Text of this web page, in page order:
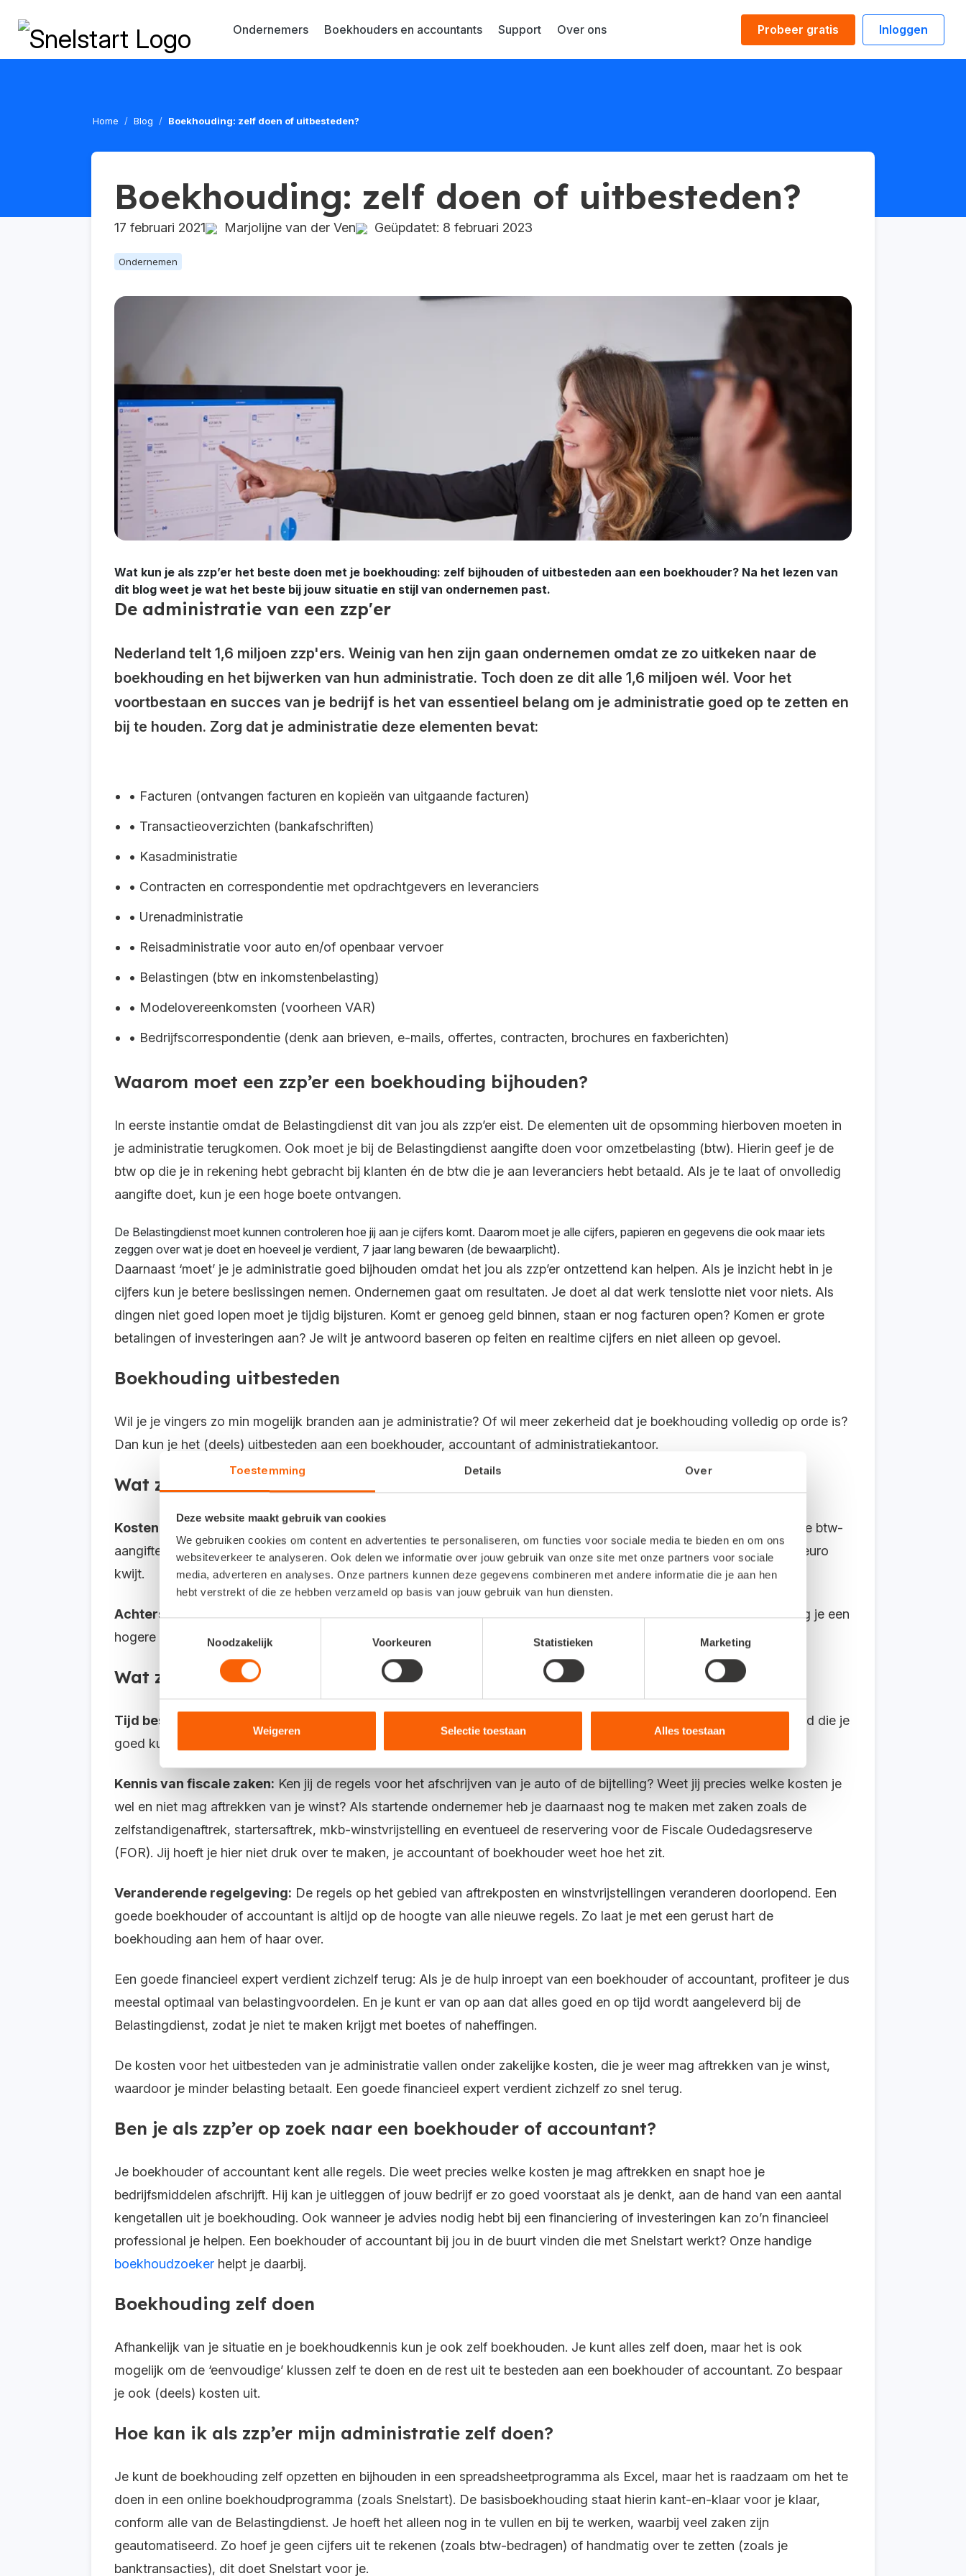
Toestemming Details Over
Deze website maakt gebruik van cookies
We gebruiken cookies om content en advertenties te personaliseren, om functies voor sociale media te bieden en om ons
websiteverkeer te analyseren. Ook delen we informatie over jouw gebruik van onze site met onze partners voor sociale
media, adverteren en analyses. Onze partners kunnen deze gegevens combineren met andere informatie die je aan hen
hebt verstrekt of die ze hebben verzameld op basis van jouw gebruik van hun diensten.
Noodzakelijk
Voorkeuren Statistieken Marketing
Weigeren Selectie toestaan Alles toestaan
Probeer gratis Inloggen
Ondernemers Boekhouders en accountants Support Over ons
Home Blog Boekhouding: zelf doen of uitbesteden?
Boekhouding: zelf doen of uitbesteden?
17 februari 2021 Marjolijne van der Ven Geüpdatet: 8 februari 2023
Ondernemen
Wat kun je als zzp’er het beste doen met je boekhouding: zelf bijhouden of uitbesteden aan een boekhouder? Na het lezen van
dit blog weet je wat het beste bij jouw situatie en stijl van ondernemen past.
De administratie van een zzp'er
Nederland telt 1,6 miljoen zzp'ers. Weinig van hen zijn gaan ondernemen omdat ze zo uitkeken naar de
boekhouding en het bijwerken van hun administratie. Toch doen ze dit alle 1,6 miljoen wél. Voor het
voortbestaan en succes van je bedrijf is het van essentieel belang om je administratie goed op te zetten en
bij te houden. Zorg dat je administratie deze elementen bevat:
• Facturen (ontvangen facturen en kopieën van uitgaande facturen)
• Transactieoverzichten (bankafschriften)
• Kasadministratie
• Contracten en correspondentie met opdrachtgevers en leveranciers
• Urenadministratie
• Reisadministratie voor auto en/of openbaar vervoer
• Belastingen (btw en inkomstenbelasting)
• Modelovereenkomsten (voorheen VAR)
• Bedrijfscorrespondentie (denk aan brieven, e-mails, offertes, contracten, brochures en faxberichten)
Waarom moet een zzp’er een boekhouding bijhouden?
In eerste instantie omdat de Belastingdienst dit van jou als zzp’er eist. De elementen uit de opsomming hierboven moeten in
je administratie terugkomen. Ook moet je bij de Belastingdienst aangifte doen voor omzetbelasting (btw). Hierin geef je de
btw op die je in rekening hebt gebracht bij klanten én de btw die je aan leveranciers hebt betaald. Als je te laat of onvolledig
aangifte doet, kun je een hoge boete ontvangen.
De Belastingdienst moet kunnen controleren hoe jij aan je cijfers komt. Daarom moet je alle cijfers, papieren en gegevens die ook maar iets
zeggen over wat je doet en hoeveel je verdient, 7 jaar lang bewaren (de bewaarplicht).
Daarnaast ‘moet’ je je administratie goed bijhouden omdat het jou als zzp’er ontzettend kan helpen. Als je inzicht hebt in je
cijfers kun je betere beslissingen nemen. Ondernemen gaat om resultaten. Je doet al dat werk tenslotte niet voor niets. Als
dingen niet goed lopen moet je tijdig bijsturen. Komt er genoeg geld binnen, staan er nog facturen open? Komen er grote
betalingen of investeringen aan? Je wilt je antwoord baseren op feiten en realtime cijfers en niet alleen op gevoel.
Boekhouding uitbesteden
Wil je je vingers zo min mogelijk branden aan je administratie? Of wil meer zekerheid dat je boekhouding volledig op orde is?
Dan kun je het (deels) uitbesteden aan een boekhouder, accountant of administratiekantoor.
Wat zijn de nadelen voor een zzp’er om de boekhouding uit te besteden?
Kosten:
Een accountant of boekhouder kost hoe dan ook geld. Wanneer je als zzp’er of eenmanszaak per kwartaal de btw-
aangifte laat doen en jaarlijks de aangifte inkomstenbelasting (inclusief jaarrekening) ben je al snel een paar honderd euro
kwijt.
Achterstallige administratie kost extra uren:Als je niet alles netjes bijhoudt, is de boekhouder langer bezig en krijg je een
hogere rekening.
Wat zijn de voordelen voor een zzp’er om de boekhouding uit te besteden?
Tijd besparen:
Als je de administratie uitbesteedt bij een boekhouder of accountant scheelt je dat enorm veel tijd. Tijd die je
goed kunt gebruiken voor ondernemen.
Kennis van fiscale zaken: Ken jij de regels voor het afschrijven van je auto of de bijtelling? Weet jij precies welke kosten je
wel en niet mag aftrekken van je winst? Als startende ondernemer heb je daarnaast nog te maken met zaken zoals de
zelfstandigenaftrek, startersaftrek, mkb-winstvrijstelling en eventueel de reservering voor de Fiscale Oudedagsreserve
(FOR). Jij hoeft je hier niet druk over te maken, je accountant of boekhouder weet hoe het zit.
Veranderende regelgeving: De regels op het gebied van aftrekposten en winstvrijstellingen veranderen doorlopend. Een
goede boekhouder of accountant is altijd op de hoogte van alle nieuwe regels. Zo laat je met een gerust hart de
boekhouding aan hem of haar over.
Een goede financieel expert verdient zichzelf terug: Als je de hulp inroept van een boekhouder of accountant, profiteer je dus
meestal optimaal van belastingvoordelen. En je kunt er van op aan dat alles goed en op tijd wordt aangeleverd bij de
Belastingdienst, zodat je niet te maken krijgt met boetes of naheffingen.
De kosten voor het uitbesteden van je administratie vallen onder zakelijke kosten, die je weer mag aftrekken van je winst,
waardoor je minder belasting betaalt. Een goede financieel expert verdient zichzelf zo snel terug.
Ben je als zzp’er op zoek naar een boekhouder of accountant?
Je boekhouder of accountant kent alle regels. Die weet precies welke kosten je mag aftrekken en snapt hoe je
bedrijfsmiddelen afschrijft. Hij kan je uitleggen of jouw bedrijf er zo goed voorstaat als je denkt, aan de hand van een aantal
kengetallen uit je boekhouding. Ook wanneer je advies nodig hebt bij een financiering of investeringen kan zo’n financieel
professional je helpen. Een boekhouder of accountant bij jou in de buurt vinden die met Snelstart werkt? Onze handige
boekhoudzoeker helpt je daarbij.
Boekhouding zelf doen
Afhankelijk van je situatie en je boekhoudkennis kun je ook zelf boekhouden. Je kunt alles zelf doen, maar het is ook
mogelijk om de ‘eenvoudige’ klussen zelf te doen en de rest uit te besteden aan een boekhouder of accountant. Zo bespaar
je ook (deels) kosten uit.
Hoe kan ik als zzp’er mijn administratie zelf doen?
Je kunt de boekhouding zelf opzetten en bijhouden in een spreadsheetprogramma als Excel, maar het is raadzaam om het te
doen in een online boekhoudprogramma (zoals Snelstart). De basisboekhouding staat hierin kant-en-klaar voor je klaar,
conform alle van de Belastingdienst. Je hoeft het alleen nog in te vullen en bij te werken, waarbij veel zaken zijn
geautomatiseerd. Zo hoef je geen cijfers uit te rekenen (zoals btw-bedragen) of handmatig over te zetten (zoals je
banktransacties), dit doet Snelstart voor je.